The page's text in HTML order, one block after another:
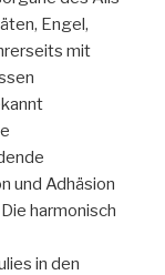
Engel,
mit
und Adhäsion
harmonisch
in den